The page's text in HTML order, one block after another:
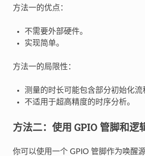
方法一的优点：
不需要外部硬件。
实现简单。
方法一的局限性：
测量的时长可能包含部分初始化流
不适用于超高精度的时序分析。
方法二：使用 GPIO 管脚和逻
你可以使用一个 GPIO 管脚作为唤醒